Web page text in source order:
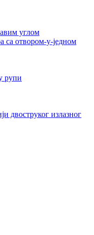
углом
са отвором-у-једном
рупи
двоструког излазног